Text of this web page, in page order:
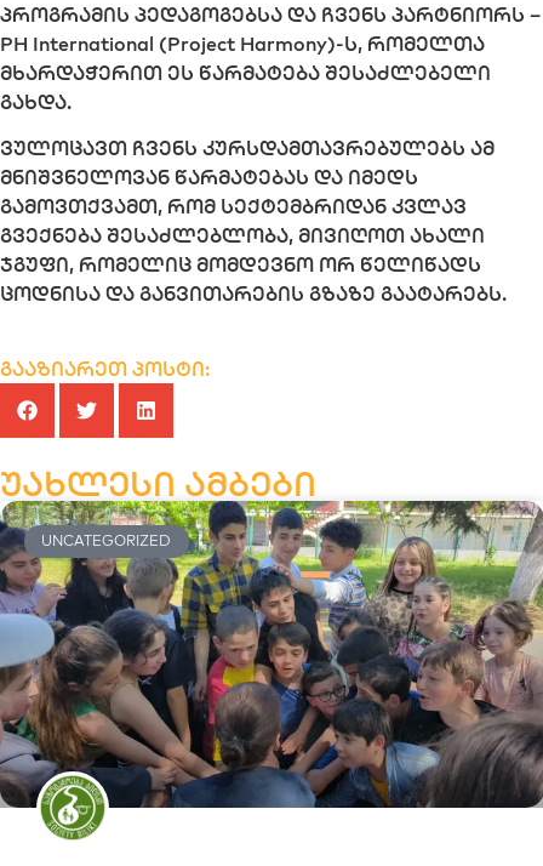
პროგრამის პედაგოგებსა და ჩვენს პარტნიორს –
PH International (Project Harmony)-ს, რომელთა
მხარდაჭერით ეს წარმატება შესაძლებელი
გახდა.
ვულოცავთ ჩვენს კურსდამთავრებულებს ამ
მნიშვნელოვან წარმატებას და იმედს
გამოვთქვამთ, რომ სექტემბრიდან კვლავ
გვექნება შესაძლებლობა, მივიღოთ ახალი
ჯგუფი, რომელიც მომდევნო ორ წელიწადს
ცოდნისა და განვითარების გზაზე გაატარებს.
გააზიარეთ პოსტი:
უახლესი ამბები
UNCATEGORIZED